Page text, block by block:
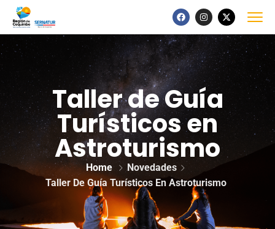
Taller de Guía
Turísticos en
Astroturismo
Home
Novedades
Taller De Guía Turísticos En Astroturismo